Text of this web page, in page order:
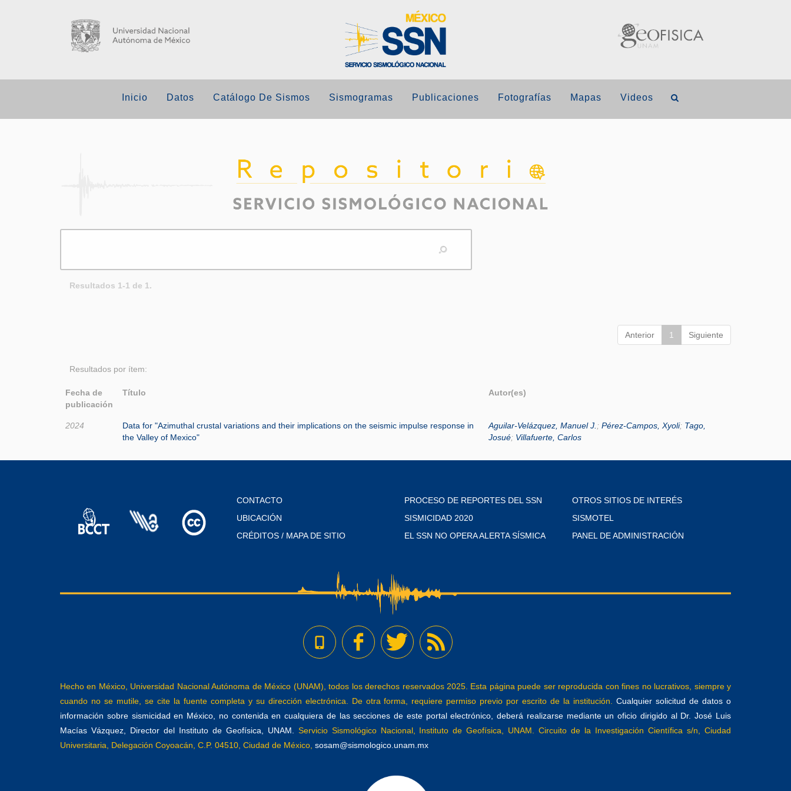
Inicio Datos Catálogo De Sismos Sismogramas Publicaciones Fotografías Mapas Videos
Resultados 1-1 de 1.
Anterior 1 Siguiente
Resultados por ítem:
Fecha de
publicación
Título Autor(es)
2024
Data for "Azimuthal crustal variations and their implications on the seismic impulse response in
the Valley of Mexico"
Aguilar-Velázquez, Manuel J. ; Pérez-Campos, Xyoli; Tago,
Josué; Villafuerte, Carlos
CONTACTO
UBICACIÓN
CRÉDITOS / MAPA DE SITIO
PROCESO DE REPORTES DEL SSN
SISMICIDAD 2020
EL SSN NO OPERA ALERTA SÍSMICA
OTROS SITIOS DE INTERÉS
SISMOTEL
PANEL DE ADMINISTRACIÓN
Hecho en México, Universidad Nacional Autónoma de México (UNAM), todos los derechos reservados 2025. Esta página puede ser reproducida con fines no lucrativos, siempre y
cuando no se mutile, se cite la fuente completa y su dirección electrónica. De otra forma, requiere permiso previo por escrito de la institución.Cualquier solicitud de datos o
información sobre sismicidad en México, no contenida en cualquiera de las secciones de este portal electrónico, deberá realizarse mediante un oficio dirigido al Dr. José Luis
Macías Vázquez, Director del Instituto de Geofísica, UNAM.
Servicio Sismológico Nacional, Instituto de Geofísica, UNAM. Circuito de la Investigación Científica s/n, Ciudad
Universitaria, Delegación Coyoacán, C.P. 04510, Ciudad de México, sosam@sismologico.unam.mx